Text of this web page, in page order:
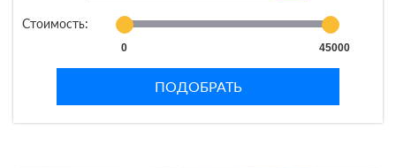
Стоимость:
0 45000
ПОДОБРАТЬ